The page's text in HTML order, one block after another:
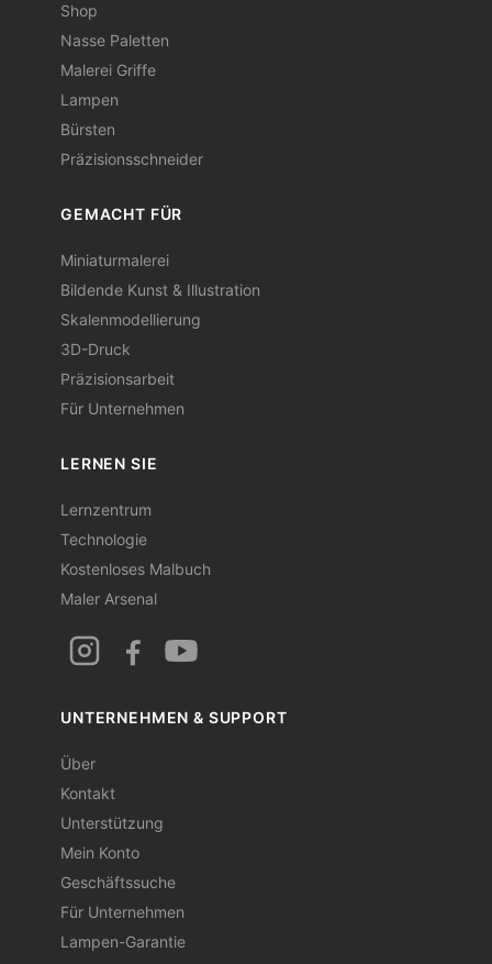
Shop
Nasse Paletten
Malerei Griffe
Lampen
Bürsten
Präzisionsschneider
GEMACHT FÜR
Miniaturmalerei
Bildende Kunst & Illustration
Skalenmodellierung
3D-Druck
Präzisionsarbeit
Für Unternehmen
LERNEN SIE
Lernzentrum
Technologie
Kostenloses Malbuch
Maler Arsenal
UNTERNEHMEN & SUPPORT
Über
Kontakt
Unterstützung
Mein Konto
Geschäftssuche
Für Unternehmen
Lampen-Garantie